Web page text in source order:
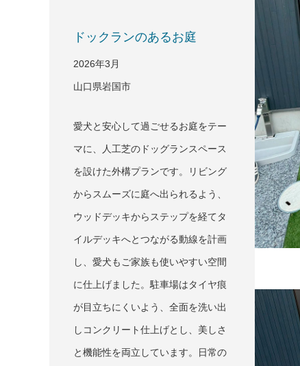
ドックランのあるお庭
2026年3月
山口県岩国市
愛犬と安心して過ごせるお庭をテー
マに、人工芝のドッグランスペース
を設けた外構プランです。リビング
からスムーズに庭へ出られるよう、
ウッドデッキからステップを経てタ
イルデッキへとつながる動線を計画
し、愛犬もご家族も使いやすい空間
に仕上げました。駐車場はタイヤ痕
が目立ちにくいよう、全面を洗い出
しコンクリート仕上げとし、美しさ
と機能性を両立しています。日常の